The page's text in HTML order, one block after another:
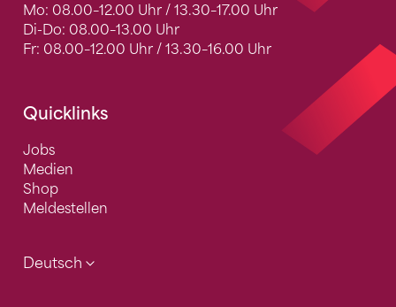
Mo: 08.00–12.00 Uhr / 13.30–17.00 Uhr
Di-Do: 08.00–13.00 Uhr
Fr: 08.00–12.00 Uhr / 13.30–16.00 Uhr
Quicklinks
Jobs
Medien
Shop
Meldestellen
Deutsch